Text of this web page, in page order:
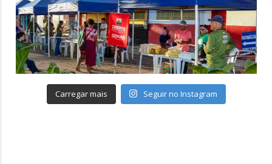
Carregar mais Seguir no Instagram